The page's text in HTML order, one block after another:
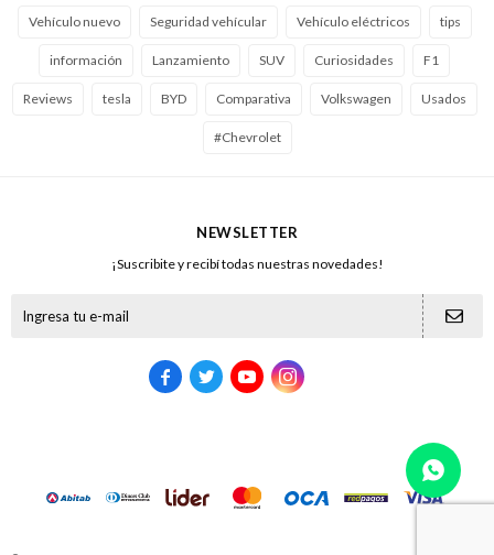
Vehículo nuevo Seguridad vehícular Vehículo eléctricos tips
información Lanzamiento SUV Curiosidades F1
Reviews tesla BYD Comparativa Volkswagen Usados
#Chevrolet
NEWSLETTER
¡Suscribite y recibí todas nuestras novedades!
   